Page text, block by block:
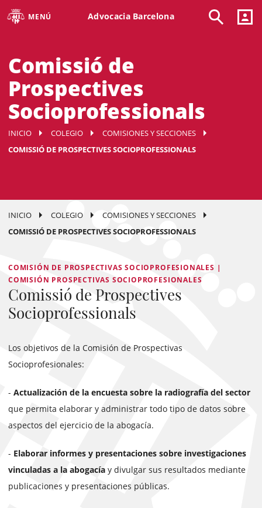
MENÚ Advocacia Barcelona
Comissió de
Prospectives
Socioprofessionals
INICIO COLEGIO
COMISIONES Y SECCIONES
COMISSIÓ DE PROSPECTIVES SOCIOPROFESSIONALS
INICIO COLEGIO
COMISIONES Y SECCIONES
COMISSIÓ DE PROSPECTIVES SOCIOPROFESSIONALS
COMISIÓN DE PROSPECTIVAS SOCIOPROFESIONALES |
COMISIÓN PROSPECTIVAS SOCIOPROFESIONALES
Comissió de Prospectives
Socioprofessionals
Los objetivos de la Comisión de Prospectivas
Socioprofesionales:
- Actualización de la encuesta sobre la radiografía del sector
que permita elaborar y administrar todo tipo de datos sobre
aspectos del ejercicio de la abogacía.
- Elaborar informes y presentaciones sobre investigaciones
vinculadas a la abogacía y divulgar sus resultados mediante
publicaciones y presentaciones públicas.